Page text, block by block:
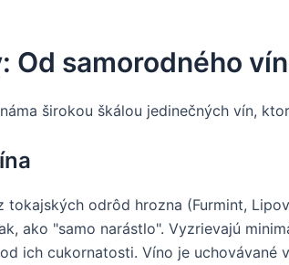
Od samorodného
širokou škálou jedinečných vín,
tokajských odrôd hrozna (Furmint,
ako "samo narástlo". Vyzrievajú
ich cukornatosti. Víno je uchovávané